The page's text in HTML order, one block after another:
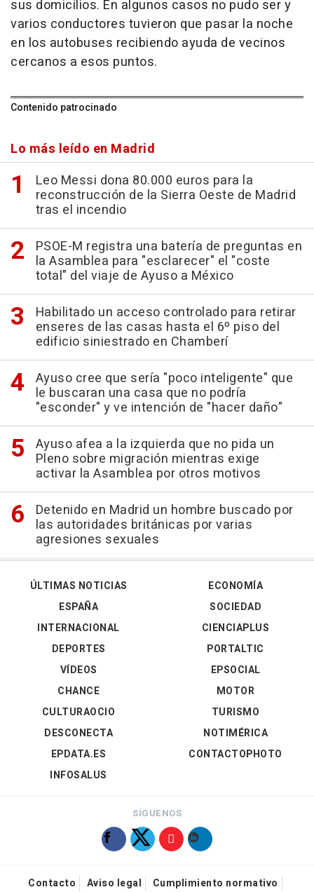
sus domicilios. En algunos casos no pudo ser y
varios conductores tuvieron que pasar la noche
en los autobuses recibiendo ayuda de vecinos
cercanos a esos puntos.
Contenido patrocinado
Lo más leído en Madrid
Leo Messi dona 80.000 euros para la
reconstrucción de la Sierra Oeste de Madrid
tras el incendio
PSOE-M registra una batería de preguntas en
la Asamblea para "esclarecer" el "coste
total" del viaje de Ayuso a México
Habilitado un acceso controlado para retirar
enseres de las casas hasta el 6º piso del
edificio siniestrado en Chamberí
Ayuso cree que sería "poco inteligente" que
le buscaran una casa que no podría
"esconder" y ve intención de "hacer daño"
Ayuso afea a la izquierda que no pida un
Pleno sobre migración mientras exige
activar la Asamblea por otros motivos
Detenido en Madrid un hombre buscado por
las autoridades británicas por varias
agresiones sexuales
ÚLTIMAS NOTICIAS
ESPAÑA
INTERNACIONAL
DEPORTES
VÍDEOS
ECONOMÍA
SOCIEDAD
CIENCIAPLUS
PORTALTIC
EPSOCIAL
CHANCE
CULTURAOCIO
DESCONECTA
EPDATA.ES
INFOSALUS
MOTOR
TURISMO
NOTIMÉRICA
CONTACTOPHOTO
SÍGUENOS
Contacto Aviso legal
Cumplimiento normativo